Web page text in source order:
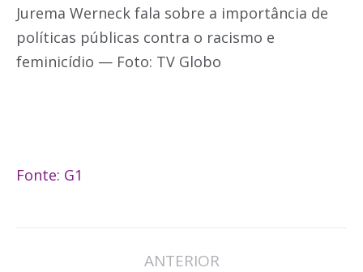
Jurema Werneck fala sobre a importância de
políticas públicas contra o racismo e
feminicídio — Foto: TV Globo
Fonte: G1
ANTERIOR